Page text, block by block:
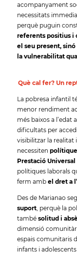
acompanyament
necessitats
perquè puguin
referents positius i
el seu present,
la vulnerabilitat
Què cal fer? Un
La pobresa infantil
menor rendiment
més baixos a l’edat
dificultats per
visibilitzar la
necessiten
Prestació
polítiques laborals
ferm amb el dret a
Des de Marianao
suport , perquè la
també solitud i
dimensió
espais comunitaris
infants i